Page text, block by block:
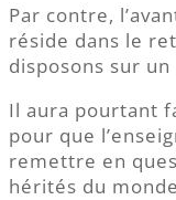
Par contre,
réside dans le
disposons sur
Il aura pourtant
pour que
remettre en
hérités du